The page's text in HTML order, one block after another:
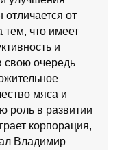
отличается от
тем, что имеет
и
свою очередь
мяса и
роль в развитии
корпорация,
Владимир